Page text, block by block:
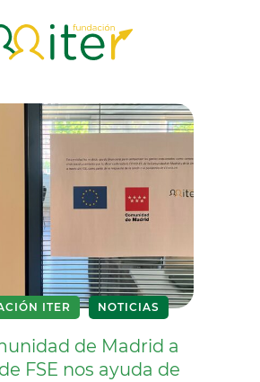
ITER NOTICIAS
de Madrid a
FSE nos ayuda de